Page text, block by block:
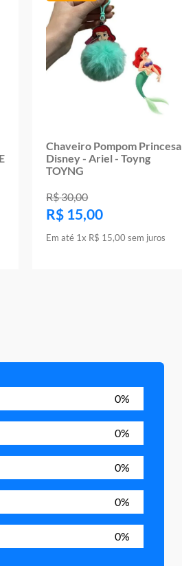
Chaveiro Pompom Princesa
Disney - Ariel - Toyng
TOYNG
R$30,00
R$ 15,00
Em até 1x R$ 15,00 sem juros
0%
0%
0%
0%
0%